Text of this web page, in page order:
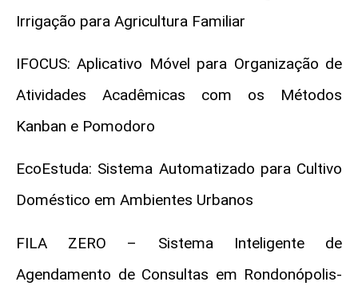
Irrigação para Agricultura Familiar
IFOCUS: Aplicativo Móvel para Organização de
Atividades Acadêmicas com os Métodos
Kanban e Pomodoro
EcoEstuda: Sistema Automatizado para Cultivo
Doméstico em Ambientes Urbanos
FILA ZERO – Sistema Inteligente de
Agendamento de Consultas em Rondonópolis-